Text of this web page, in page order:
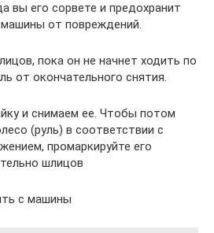
вы его сорвете и предохранит
от повреждений.
пока он не начнет ходить по
от окончательного снятия.
и снимаем ее. Чтобы потом
(руль) в соответствии с
промаркируйте его
шлицов
с машины